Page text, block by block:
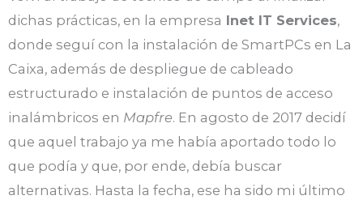
dichas prácticas, en la empresa Inet IT Services,
donde seguí con la instalación de SmartPCs en La
Caixa, además de despliegue de cableado
estructurado e instalación de puntos de acceso
inalámbricos en Mapfre. En agosto de 2017 decidí
que aquel trabajo ya me había aportado todo lo
que podía y que, por ende, debía buscar
alternativas. Hasta la fecha, ese ha sido mi último